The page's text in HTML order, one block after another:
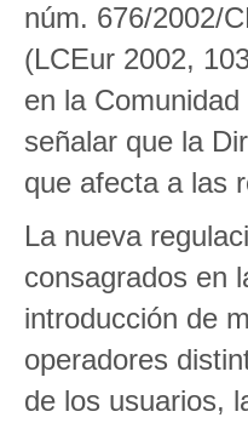
núm. 676/2002/
(LCEur 2002,
en la
señalar que la
que afecta a las
La nueva
consagrados en
introducción de
operadores
de los usuarios,